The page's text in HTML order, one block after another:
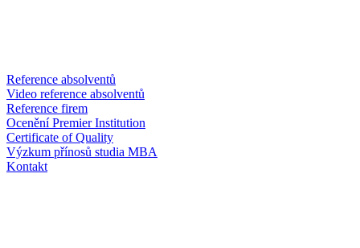
Reference absolventů
Video reference absolventů
Reference firem
Ocenění Premier Institution
Certificate of Quality
Výzkum přínosů studia MBA
Kontakt